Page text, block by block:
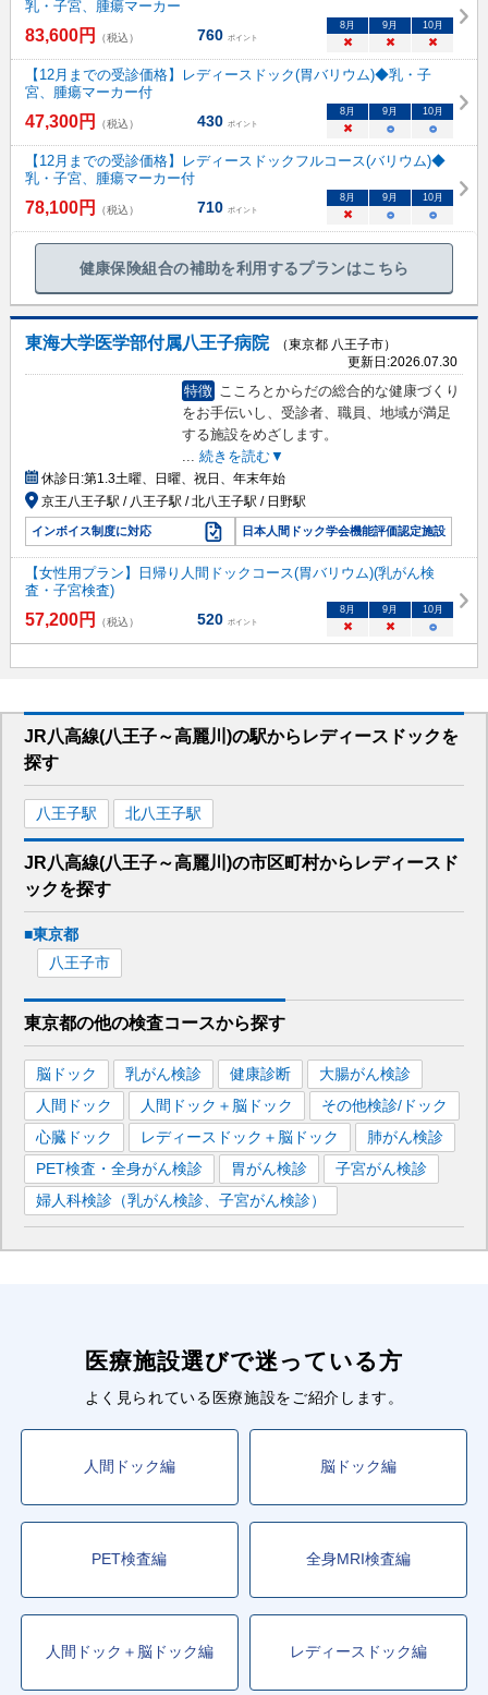
乳・子宮、腫瘍マーカー
83,600円 （税込） 760 ポイント
8月 9月 10月
× × ×
【12月までの受診価格】レディースドック(胃バリウム)◆乳・子
宮、腫瘍マーカー付
47,300円 （税込） 430 ポイント
8月 9月 10月
× ○ ○
【12月までの受診価格】レディースドックフルコース(バリウム)◆
乳・子宮、腫瘍マーカー付
78,100円 （税込） 710 ポイント
8月 9月 10月
× ○ ○
健康保険組合の補助を利用するプランはこちら
東海大学医学部付属八王子病院
（東京都 八王子市）
更新日:2026.07.30
特徴 こころとからだの総合的な健康づくり
をお手伝いし、受診者、職員、地域が満足
する施設をめざします。
... 続きを読む▼
休診日:第1.3土曜、日曜、祝日、年末年始
京王八王子駅 / 八王子駅 / 北八王子駅 / 日野駅
インボイス制度に対応 日本人間ドック学会機能評価認定施設
【女性用プラン】日帰り人間ドックコース(胃バリウム)(乳がん検
査・子宮検査)
57,200円 （税込） 520 ポイント
8月 9月 10月
× × ○
JR八高線(八王子～高麗川)の駅から レディースドックを
探す
八王子駅 北八王子駅
JR八高線(八王子～高麗川)の市区町村から レディースド
ックを探す
■東京都
八王子市
東京都の他の検査コースから探す
脳ドック 乳がん検診 健康診断
大腸がん検診
人間ドック
人間ドック＋脳ドック
その他検診/ドック
心臓ドック
レディースドック＋脳ドック
肺がん検診
PET検査・全身がん検診
胃がん検診
子宮がん検診
婦人科検診（乳がん検診、子宮がん検診）
医療施設選びで迷っている方
よく見られている医療施設をご紹介します。
人間ドック編 脳ドック編
PET検査編 全身MRI検査編
人間ドック＋脳ドック編 レディースドック編